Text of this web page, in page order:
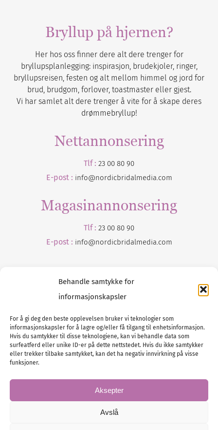
Behandle samtykke for
informasjonskapsler
For å gi deg den beste opplevelsen bruker vi teknologier som
informasjonskapsler for å lagre og/eller få tilgang til enhetsinformasjon.
Hvis du samtykker til disse teknologiene, kan vi behandle data som
surfeatferd eller unike ID-er på dette nettstedet. Hvis du ikke samtykker
eller trekker tilbake samtykket, kan det ha negativ innvirkning på visse
funksjoner.
Aksepter
Avslå
Bryllup på hjernen?
Her hos oss finner dere alt dere trenger for
bryllupsplanlegging: inspirasjon, brudekjoler, ringer,
bryllupsreisen, festen og alt mellom himmel og jord for
brud, brudgom, forlover, toastmaster eller gjest.
Vi har samlet alt dere trenger å vite for å skape deres
drømmebryllup!
Nettannonsering
Tlf : 23 00 80 90
E-post : info@nordicbridalmedia.com
Magasinannonsering
Tlf : 23 00 80 90
E-post : info@nordicbridalmedia.com
Tlf :23 00 80 90
E-post :info@ nordicbridalmedia.com